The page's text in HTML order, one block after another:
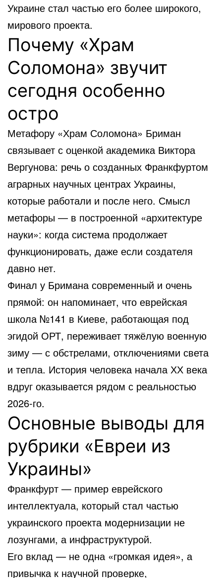
Украине стал частью его более широкого,
мирового проекта.
Почему «Храм
Соломона» звучит
сегодня особенно
остро
Метафору «Храм Соломона» Бриман
связывает с оценкой академика Виктора
Вергунова: речь о созданных Франкфуртом
аграрных научных центрах Украины,
которые работали и после него. Смысл
метафоры — в построенной «архитектуре
науки»: когда система продолжает
функционировать, даже если создателя
давно нет.
Финал у Бримана современный и очень
прямой: он напоминает, что еврейская
школа №141 в Киеве, работающая под
эгидой ОРТ, переживает тяжёлую военную
зиму — с обстрелами, отключениями света
и тепла. История человека начала ХХ века
вдруг оказывается рядом с реальностью
2026-го.
Основные выводы для
рубрики «Евреи из
Украины»
Франкфурт — пример еврейского
интеллектуала, который стал частью
украинского проекта модернизации не
лозунгами, а инфраструктурой.
Его вклад — не одна «громкая идея», а
привычка к научной проверке,